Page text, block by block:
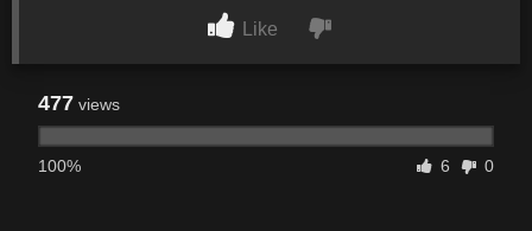
Like
477 views
100% 6 0